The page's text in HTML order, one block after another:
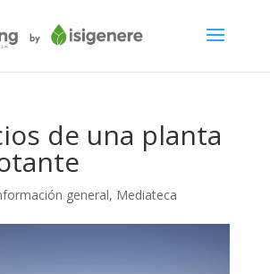
de una planta
general, Mediateca